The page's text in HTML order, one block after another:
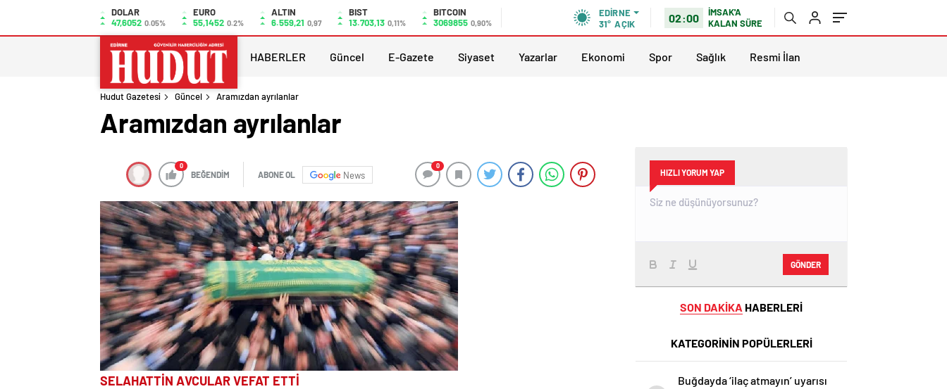
DOLAR
47,6052 0.05%
EURO
55,1452 0.2%
ALTIN
6.559,21 0,97
BIST
13.703,13 0,11%
BITCOIN
3069855 0,90%
EDIRNE
31° AÇIK 02:00
İMSAK'A
KALAN SÜRE
HABERLER Güncel E-Gazete Siyaset Yazarlar Ekonomi Spor Sağlık Resmi İlan
Hudut Gazetesi Güncel Aramızdan ayrılanlar
Aramızdan ayrılanlar
0
BEĞENDİM ABONE OL News
0
SELAHATTİN AVCULAR VEFAT ETTİ
HIZLI YORUM YAP
GÖNDER
SON DAKİKA HABERLERİ
KATEGORİNİN POPÜLERLERİ
Buğdayda ‘ilaç atmayın’ uyarısı